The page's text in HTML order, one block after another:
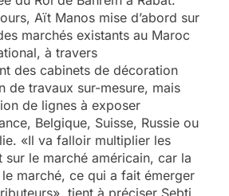
Aït Manos mise d’abord sur
marchés existants au Maroc
à travers
des cabinets de décoration
de travaux sur-mesure, mais
de lignes à exposer
Belgique, Suisse, Russie ou
«Il va falloir multiplier les
sur le marché américain, car la
marché, ce qui a fait émerger
tient à préciser Sebti.